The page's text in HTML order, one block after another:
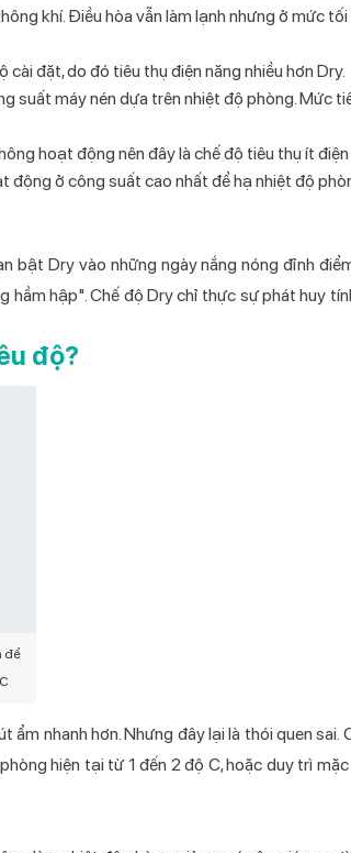
khí. Điều hòa vẫn làm lạnh nhưng ở mức tối
đặt, do đó tiêu thụ điện năng nhiều hơn Dry.
suất máy nén dựa trên nhiệt độ phòng. Mức
hoạt động nên đây là chế độ tiêu thụ ít
động ở công suất cao nhất để hạ nhiệt độ
bật Dry vào những ngày nắng nóng đỉnh
hầm hập". Chế độ Dry chỉ thực sự phát huy
độ?
để
nhanh hơn. Nhưng đây lại là thói quen sai.
hiện tại từ 1 đến 2 độ C, hoặc duy trì